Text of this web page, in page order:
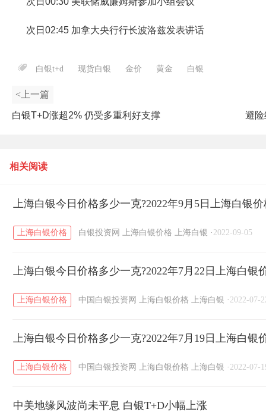
次日02:45 加拿大央行行长波洛兹发表讲话
白银t+d 现货白银 金价 黄金 白银
<上一篇
白银T+D涨超2% 仍受多重利好支撑 避
相关阅读
上海白银今日价格多少一克?2022年9月5日上海白银
上海白银价格 白银投资网 上海白银价格 上海白银 · 2022-09-05
上海白银今日价格多少一克?2022年7月22日上海白银
上海白银价格 中国白银投资网 上海白银价格 上海白银 · 2022-07-
上海白银今日价格多少一克?2022年7月19日上海白银
上海白银价格 中国白银投资网 上海白银价格 上海白银 · 2022-07-
中美地缘风波尚未平息 白银T+D小幅上涨